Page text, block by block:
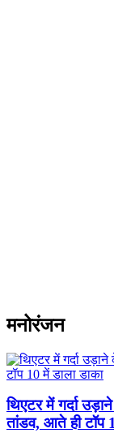
मनोरंजन
थिएटर में गर्दा
तांडव, आते ही टॉप